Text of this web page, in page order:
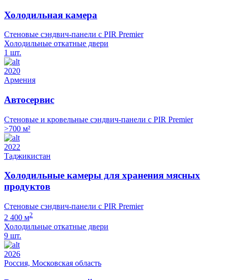
Холодильная камера
Стеновые сэндвич-панели с PIR Premier
Холодильные откатные двери
1 шт.
2020
Армения
Автосервис
Стеновые и кровельные сэндвич-панели с PIR Premier
>700 м²
2022
Таджикистан
Холодильные камеры для хранения мясных
продуктов
Стеновые сэндвич-панели с PIR Premier
2 400 м2
Холодильные откатные двери
9 шт.
2026
Россия, Московская область